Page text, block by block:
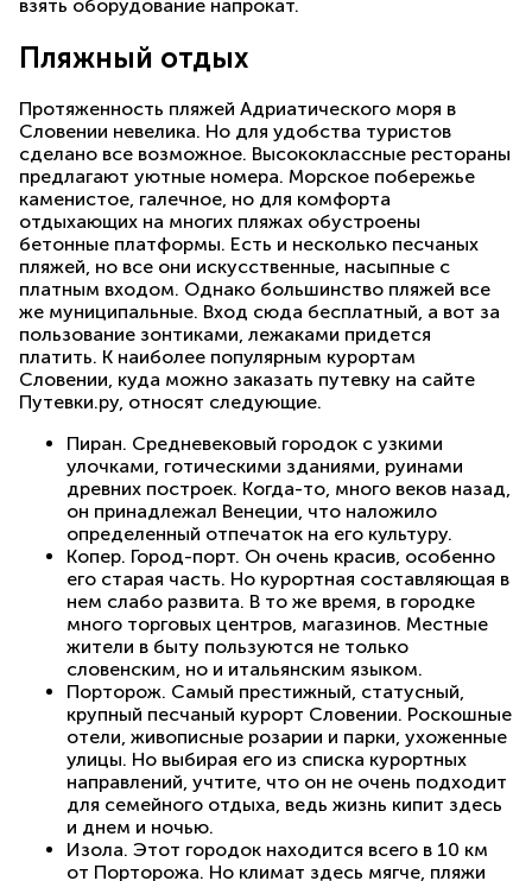
взять оборудование напрокат.
Пляжный отдых
Протяженность пляжей Адриатического моря в
Словении невелика. Но для удобства туристов
сделано все возможное. Высококлассные рестораны
предлагают уютные номера. Морское побережье
каменистое, галечное, но для комфорта
отдыхающих на многих пляжах обустроены
бетонные платформы. Есть и несколько песчаных
пляжей, но все они искусственные, насыпные с
платным входом. Однако большинство пляжей все
же муниципальные. Вход сюда бесплатный, а вот за
пользование зонтиками, лежаками придется
платить. К наиболее популярным курортам
Словении, куда можно заказать путевку на сайте
Путевки.ру, относят следующие.
Пиран. Средневековый городок с узкими
улочками, готическими зданиями, руинами
древних построек. Когда-то, много веков назад,
он принадлежал Венеции, что наложило
определенный отпечаток на его культуру.
Копер. Город-порт. Он очень красив, особенно
его старая часть. Но курортная составляющая в
нем слабо развита. В то же время, в городке
много торговых центров, магазинов. Местные
жители в быту пользуются не только
словенским, но и итальянским языком.
Порторож. Самый престижный, статусный,
крупный песчаный курорт Словении. Роскошные
отели, живописные розарии и парки, ухоженные
улицы. Но выбирая его из списка курортных
направлений, учтите, что он не очень подходит
для семейного отдыха, ведь жизнь кипит здесь
и днем и ночью.
Изола. Этот городок находится всего в 10 км
от Порторожа. Но климат здесь мягче, пляжи